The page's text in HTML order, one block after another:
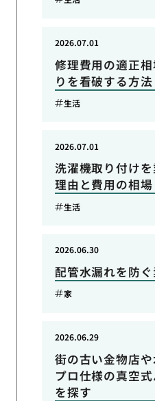
修理費用の適正
りを看破する方法
2026.07.01
生活
洗濯機取り付け
理由と費用の相場
2026.07.01
生活
配管水漏れを防
2026.06.30
家
街の古い金物店
プロ仕様の真空
を探す
2026.06.29